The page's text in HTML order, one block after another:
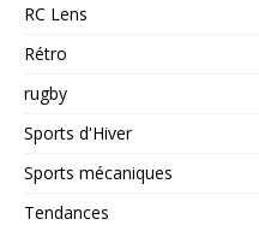
RC Lens
Rétro
rugby
Sports d'Hiver
Sports mécaniques
Tendances